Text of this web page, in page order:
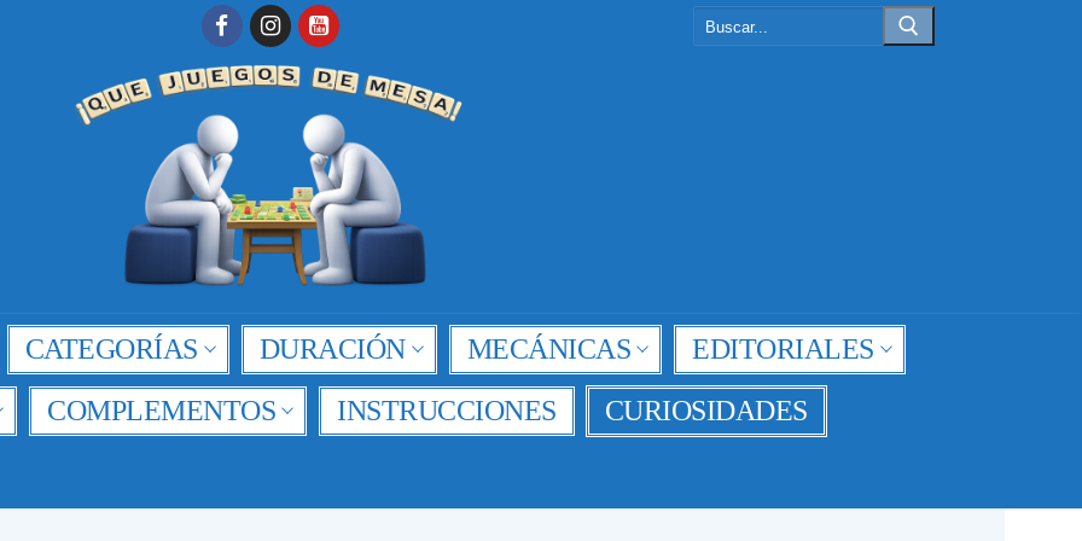
CATEGORÍAS DURACIÓN MECÁNICAS
EDITORIALES
COMPLEMENTOS INSTRUCCIONES
CURIOSIDADES